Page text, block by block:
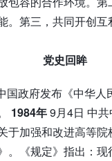
。第三，共同开创互
党史回眸
国政府发布《中华人
1984年9月4日 中
于加强和改进高等
。《规定》指出：现